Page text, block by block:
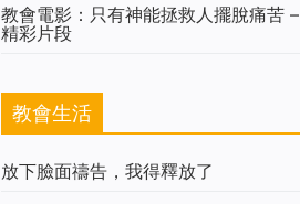
教會電影：只有神能拯救人擺脫痛苦 –
精彩片段
教會生活
放下臉面禱告，我得釋放了